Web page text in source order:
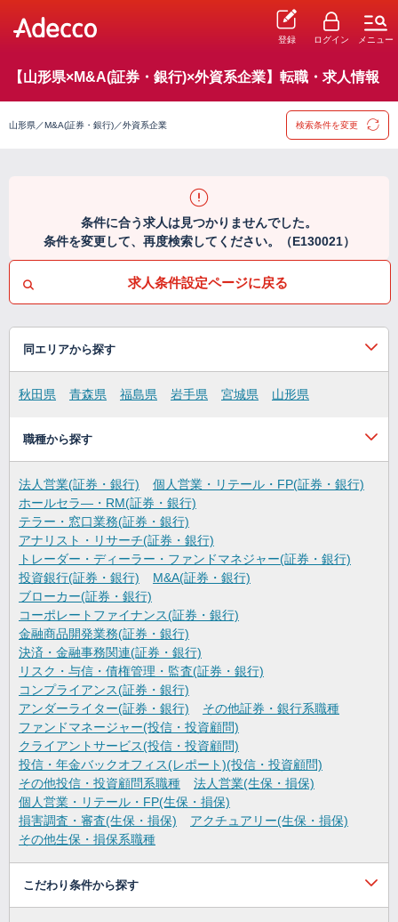
登録 ログイン メニュー
【山形県×M&A(証券・銀行)×外資系企業】転職・求人情報
山形県／M&A(証券・銀行)／外資系企業 検索条件を変更
条件に合う求人は見つかりませんでした。
条件を変更して、再度検索してください。（E130021）
求人条件設定ページに戻る
同エリアから探す
秋田県 青森県 福島県 岩手県 宮城県 山形県
職種から探す
法人営業(証券・銀行)
個人営業・リテール・FP(証券・銀行)
ホールセラ―・RM(証券・銀行)
テラー・窓口業務(証券・銀行)
アナリスト・リサーチ(証券・銀行)
トレーダー・ディーラー・ファンドマネジャー(証券・銀行)
投資銀行(証券・銀行)
M&A(証券・銀行)
ブローカー(証券・銀行)
コーポレートファイナンス(証券・銀行)
金融商品開発業務(証券・銀行)
決済・金融事務関連(証券・銀行)
リスク・与信・債権管理・監査(証券・銀行)
コンプライアンス(証券・銀行)
アンダーライター(証券・銀行)
その他証券・銀行系職種
ファンドマネージャー(投信・投資顧問)
クライアントサービス(投信・投資顧問)
投信・年金バックオフィス(レポート)(投信・投資顧問)
その他投信・投資顧問系職種
法人営業(生保・損保)
個人営業・リテール・FP(生保・損保)
損害調査・審査(生保・損保)
アクチュアリー(生保・損保)
その他生保・損保系職種
こだわり条件から探す